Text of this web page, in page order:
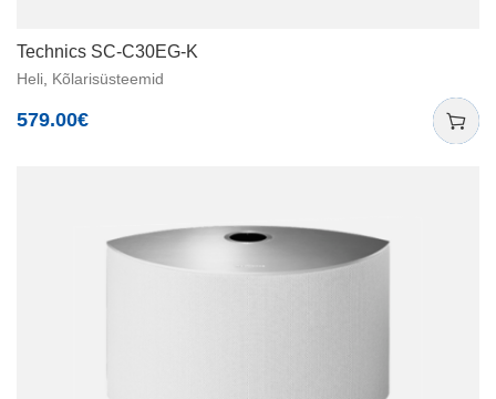
Technics SC-C30EG-K
Heli, Kõlarisüsteemid
579.00€